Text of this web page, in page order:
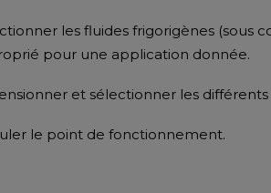
les fluides frigorigènes (sous
pour une application donnée.
et sélectionner les
le point de fonctionnement.